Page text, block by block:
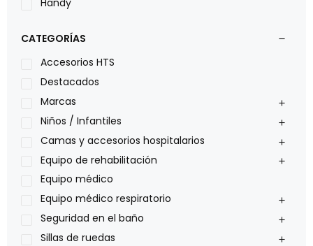
Handy
Leggero
Lumex
Medical Store
Nidek
Oxiplus
Philips
Pride
Roho
Sillas de ruedas Everest Jennings
Stealth products
Xiehe Medical
CATEGORÍAS
Accesorios HTS
Destacados
Marcas
Niños / Infantiles
Camas y accesorios hospitalarios
Equipo de rehabilitación
Equipo médico
Equipo médico respiratorio
Seguridad en el baño
Sillas de ruedas